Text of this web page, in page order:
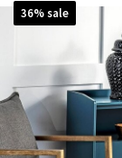
36% sale